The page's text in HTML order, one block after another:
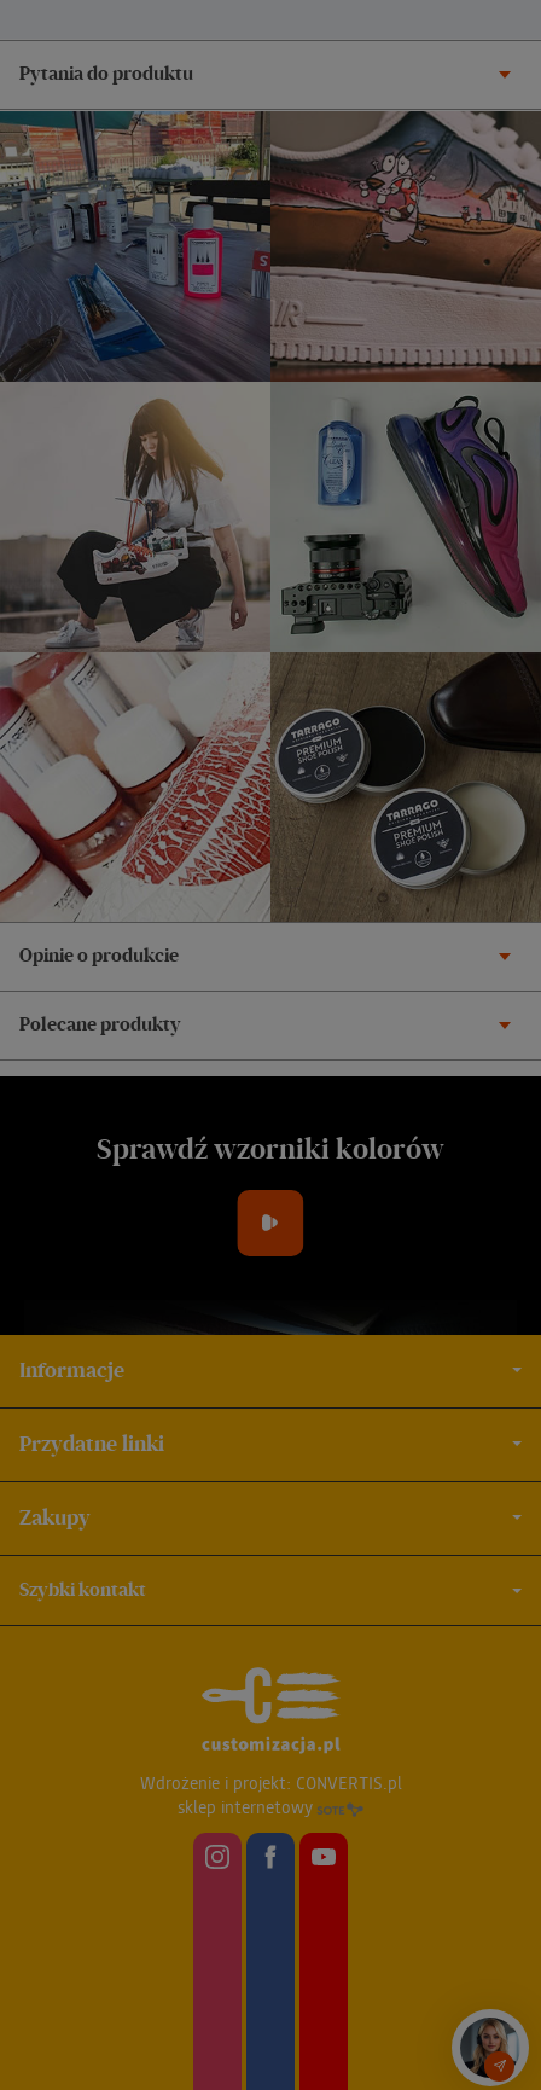
Pytania do produktu
Opinie o produkcie
Polecane produkty
Sprawdź wzorniki kolorów
Informacje
Przydatne linki
Zakupy
Szybki kontakt
Wdrożenie i projekt: CONVERTIS.pl
sklep internetowy